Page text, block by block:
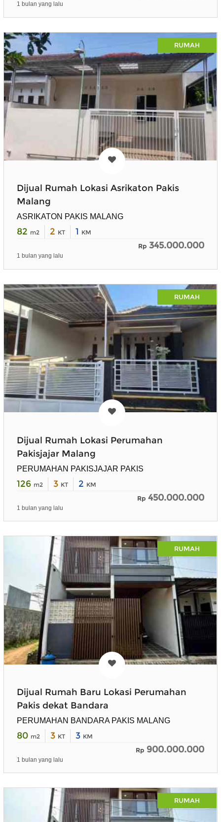
1 bulan yang lalu
RUMAH
Dijual Rumah Lokasi Asrikaton Pakis
Malang
ASRIKATON PAKIS MALANG
82 m2 2 KT 1 KM
Rp 345.000.000
1 bulan yang lalu
RUMAH
Dijual Rumah Lokasi Perumahan
Pakisjajar Malang
PERUMAHAN PAKISJAJAR PAKIS
126 m2 3 KT 2 KM
Rp 450.000.000
1 bulan yang lalu
RUMAH
Dijual Rumah Baru Lokasi Perumahan
Pakis dekat Bandara
PERUMAHAN BANDARA PAKIS MALANG
80 m2 3 KT 3 KM
Rp 900.000.000
1 bulan yang lalu
RUMAH